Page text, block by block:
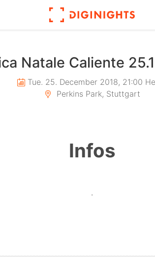
Natale Caliente
Tue. 25. December 2018, 21:00
Perkins Park, Stuttgart
Infos
.